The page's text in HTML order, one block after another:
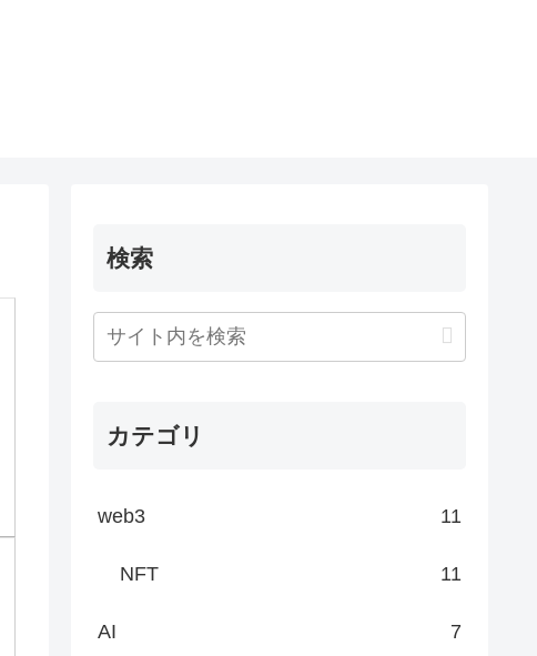
検索
カテゴリ
web3 11
NFT 11
AI 7